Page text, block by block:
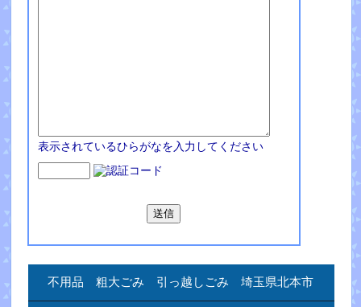
表示されているひらがなを入力してください
不用品 粗大ごみ 引っ越しごみ 埼玉県北本市